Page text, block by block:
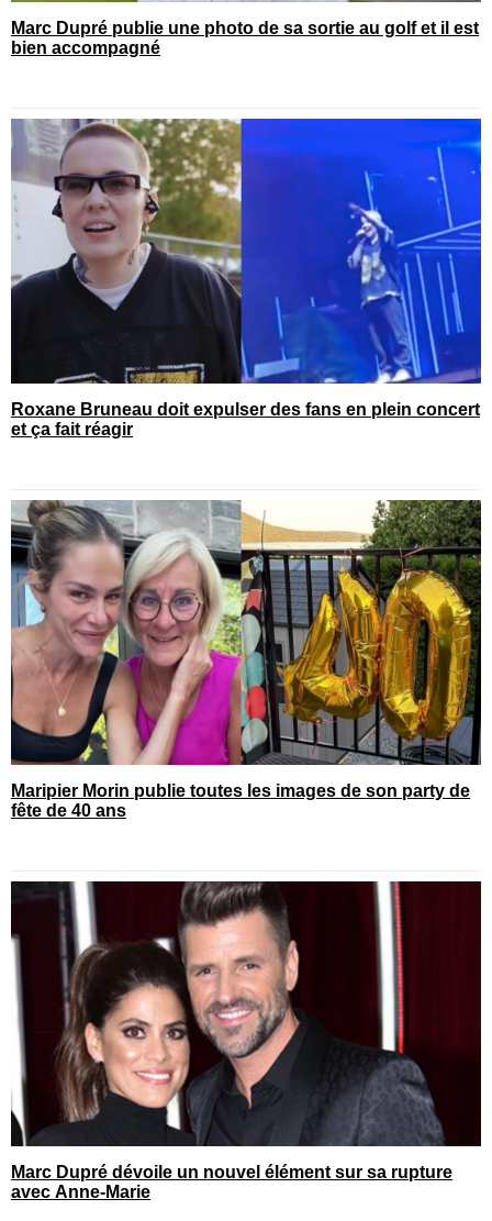
Marc Dupré publie une photo de sa sortie au golf et il est
bien accompagné
Roxane Bruneau doit expulser des fans en plein concert
et ça fait réagir
Maripier Morin publie toutes les images de son party de
fête de 40 ans
Marc Dupré dévoile un nouvel élément sur sa rupture
avec Anne-Marie